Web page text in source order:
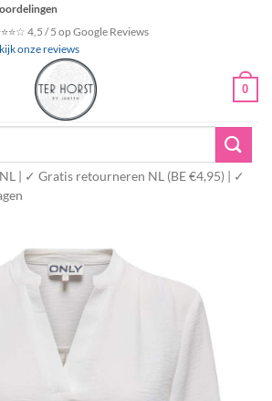
4,5 / 5 op Google Reviews
onze reviews
0
| ✓ Gratis retourneren NL (BE €4,95) | ✓